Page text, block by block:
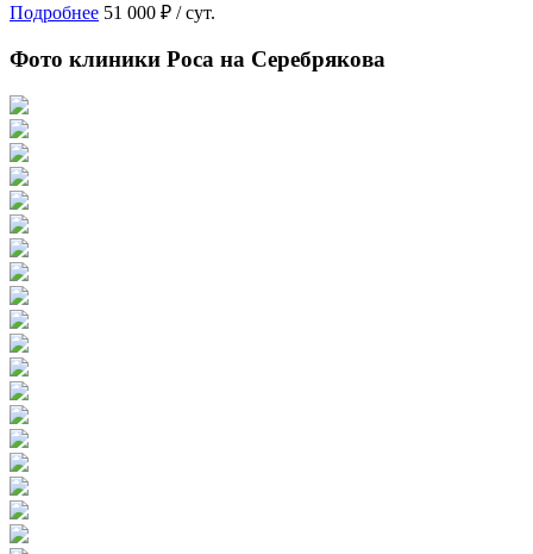
Подробнее 51 000 ₽ / сут.
Фото клиники Роса на Серебрякова